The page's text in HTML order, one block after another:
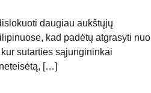
daugiau aukštųjų
kad padėtų atgrasyti nuo
sutarties sąjungininkai
[…]